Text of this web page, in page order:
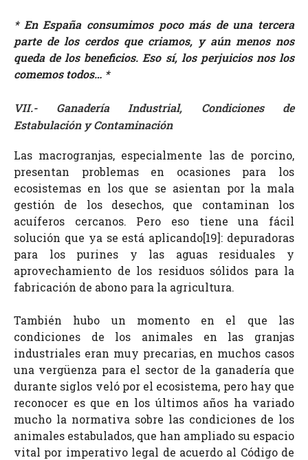
* En España consumimos poco más de una tercera
parte de los cerdos que criamos, y aún menos nos
queda de los beneficios. Eso sí, los perjuicios nos los
comemos todos… *
VII.- Ganadería Industrial, Condiciones de
Estabulación y Contaminación
Las macrogranjas, especialmente las de porcino,
presentan problemas en ocasiones para los
ecosistemas en los que se asientan por la mala
gestión de los desechos, que contaminan los
acuíferos cercanos. Pero eso tiene una fácil
solución que ya se está aplicando[19]: depuradoras
para los purines y las aguas residuales y
aprovechamiento de los residuos sólidos para la
fabricación de abono para la agricultura.
También hubo un momento en el que las
condiciones de los animales en las granjas
industriales eran muy precarias, en muchos casos
una vergüenza para el sector de la ganadería que
durante siglos veló por el ecosistema, pero hay que
reconocer es que en los últimos años ha variado
mucho la normativa sobre las condiciones de los
animales estabulados, que han ampliado su espacio
vital por imperativo legal de acuerdo al Código de